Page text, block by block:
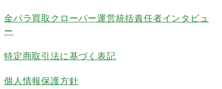
金パラ買取クローバー運営統括責任者インタビュ
ー
特定商取引法に基づく表記
個人情報保護方針